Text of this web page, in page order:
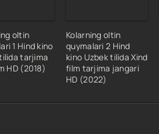
oltin
1 Hind kino
tarjima
HD (2018)
Kolarning oltin
quymalari 2 Hind
kino Uzbek tilida Xind
film tarjima jangari
HD (2022)